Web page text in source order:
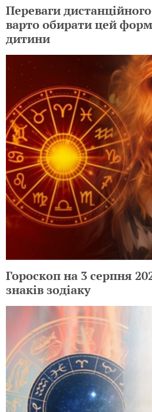
Переваги
варто обирати цей
дитини
Гороскоп на 3 серпня
знаків зодіаку